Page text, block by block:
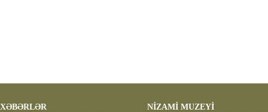
XƏBƏRLƏR NİZAMİ MUZEYİ